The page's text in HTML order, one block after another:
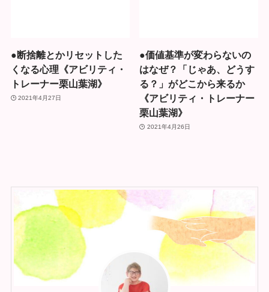
●断捨離とかリセットした
くなる心理《アビリティ・
トレーナー栗山葉湖》
2021年4月27日
●価値基準が変わらないの
はなぜ？「じゃあ、どうす
る？」がどこから来るか
《アビリティ・トレーナー
栗山葉湖》
2021年4月26日